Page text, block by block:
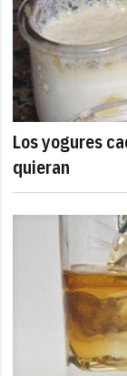
Los yogures
quieran